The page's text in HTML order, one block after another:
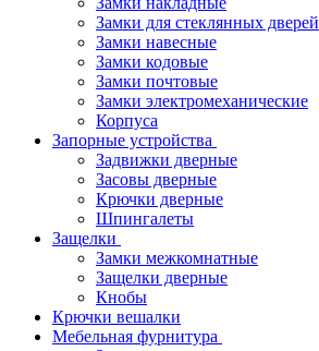
Замки для стеклянных дверей
Замки навесные
Замки кодовые
Замки почтовые
Замки электромеханические
Корпуса
Запорные устройства
Задвижки дверные
Засовы дверные
Крючки дверные
Шпингалеты
Защелки
Замки межкомнатные
Защелки дверные
Кнобы
Крючки вешалки
Мебельная фурнитура